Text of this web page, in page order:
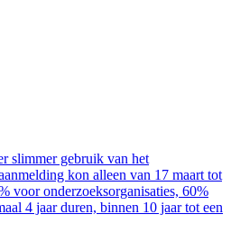
slimmer gebruik van het
kon alleen van 17 maart tot
voor onderzoeksorganisaties, 60%
4 jaar duren, binnen 10 jaar tot een